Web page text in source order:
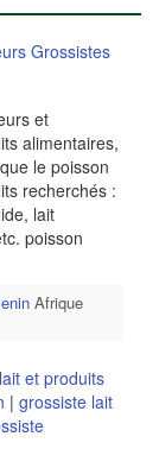
Grossistes
et
alimentaires,
le poisson
recherchés :
lait
poisson
Afrique
et produits
| grossiste lait